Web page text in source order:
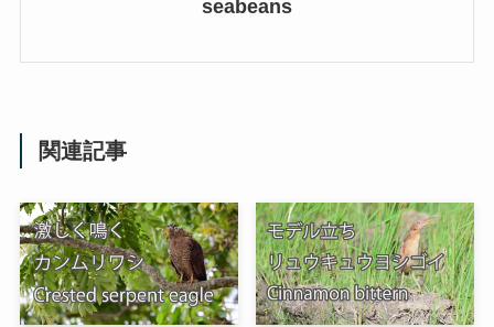
seabeans
関連記事